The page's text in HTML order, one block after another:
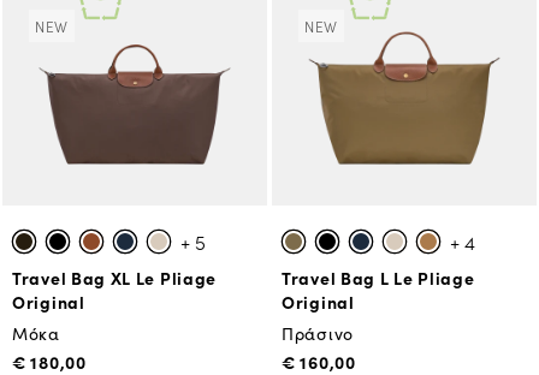
NEW
+ 5
Travel Bag XL Le Pliage
Original
Μόκα
€ 180,00
NEW
+ 4
Travel Bag L Le Pliage
Original
Πράσινο
€ 160,00